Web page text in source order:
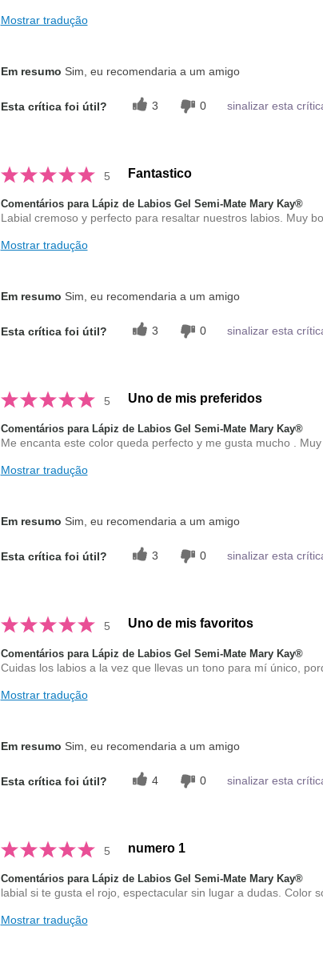
Mostrar tradução
Em resumo Sim, eu recomendaria a um amigo
Esta crítica foi útil? 3 0 sinalizar esta
5 Fantastico
Comentários para Lápiz de Labios Gel Semi-Mate Mary Kay®
Labial cremoso y perfecto para resaltar nuestros labios. Muy
Mostrar tradução
Em resumo Sim, eu recomendaria a um amigo
Esta crítica foi útil? 3 0 sinalizar esta
5 Uno de mis preferidos
Comentários para Lápiz de Labios Gel Semi-Mate Mary Kay®
Me encanta este color queda perfecto y me gusta mucho .
Mostrar tradução
Em resumo Sim, eu recomendaria a um amigo
Esta crítica foi útil? 3 0 sinalizar esta
5 Uno de mis favoritos
Comentários para Lápiz de Labios Gel Semi-Mate Mary Kay®
Cuidas los labios a la vez que llevas un tono para mí único,
Mostrar tradução
Em resumo Sim, eu recomendaria a um amigo
Esta crítica foi útil? 4 0 sinalizar esta
5 numero 1
Comentários para Lápiz de Labios Gel Semi-Mate Mary Kay®
labial si te gusta el rojo, espectacular sin lugar a dudas. Color
Mostrar tradução